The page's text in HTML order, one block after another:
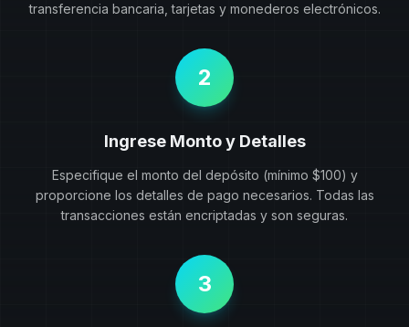
transferencia bancaria, tarjetas y monederos electrónicos.
2
Ingrese Monto y Detalles
Especifique el monto del depósito (mínimo $100) y
proporcione los detalles de pago necesarios. Todas las
transacciones están encriptadas y son seguras.
3